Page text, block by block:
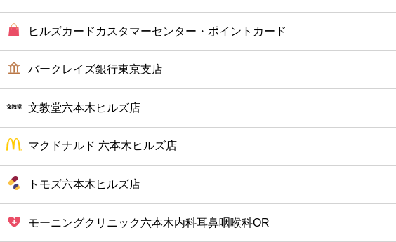
ヒルズカードカスタマーセンター・ポイントカード
バークレイズ銀行東京支店
文教堂六本木ヒルズ店
マクドナルド 六本木ヒルズ店
トモズ六本木ヒルズ店
モーニングクリニック六本木内科耳鼻咽喉科OR